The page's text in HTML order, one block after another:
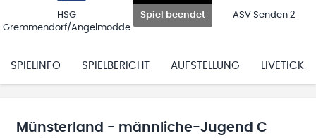
HSG
Gremmendorf/Angelmodde
Spiel beendet ASV Senden 2
SPIELINFO SPIELBERICHT AUFSTELLUNG LIVETICKER
Münsterland - männliche-Jugend C